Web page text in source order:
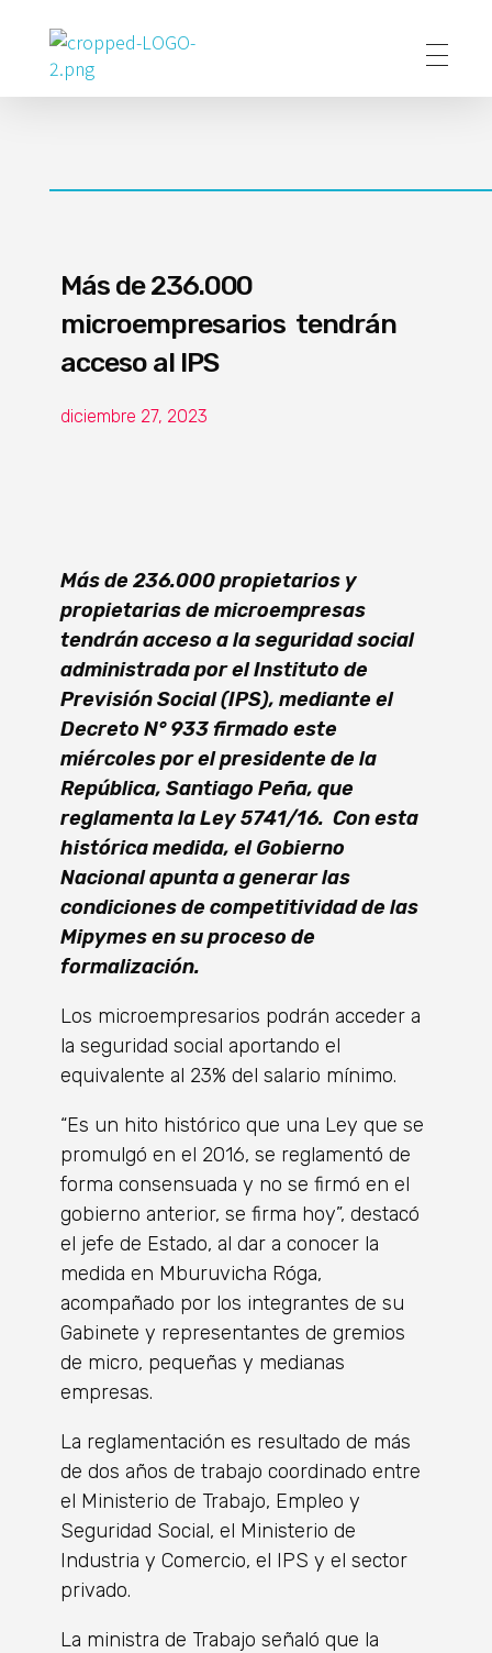
Poder Agropecuario
Más de 236.000
microempresarios tendrán
acceso al IPS
diciembre 27, 2023
Más de 236.000 propietarios y
propietarias de microempresas
tendrán acceso a la seguridad social
administrada por el Instituto de
Previsión Social (IPS), mediante el
Decreto N° 933 firmado este
miércoles por el presidente de la
República, Santiago Peña, que
reglamenta la Ley 5741/16. Con esta
histórica medida, el Gobierno
Nacional apunta a generar las
condiciones de competitividad de las
Mipymes en su proceso de
formalización.
Los microempresarios podrán acceder a
la seguridad social aportando el
equivalente al 23% del salario mínimo.
“Es un hito histórico que una Ley que se
promulgó en el 2016, se reglamentó de
forma consensuada y no se firmó en el
gobierno anterior, se firma hoy”, destacó
el jefe de Estado, al dar a conocer la
medida en Mburuvicha Róga,
acompañado por los integrantes de su
Gabinete y representantes de gremios
de micro, pequeñas y medianas
empresas.
La reglamentación es resultado de más
de dos años de trabajo coordinado entre
el Ministerio de Trabajo, Empleo y
Seguridad Social, el Ministerio de
Industria y Comercio, el IPS y el sector
privado.
La ministra de Trabajo señaló que la